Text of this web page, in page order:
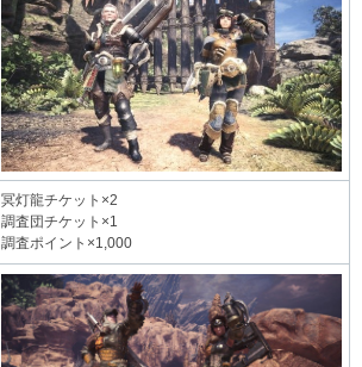
冥灯龍チケット×2
調査団チケット×1
調査ポイント×1,000